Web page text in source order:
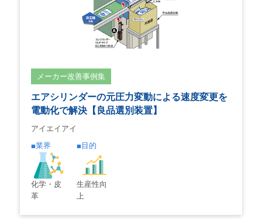
メーカー改善事例集
エアシリンダーの元圧力変動による速度変更を
電動化で解決【良品選別装置】
アイエイアイ
業界
化学・皮
革
目的
生産性向
上